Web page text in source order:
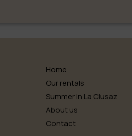
Home
Our rentals
Summer in La Clusaz
About us
Contact